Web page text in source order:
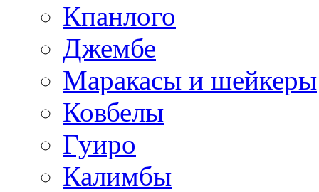
Кпанлого
Джембе
Маракасы и шейкеры
Ковбелы
Гуиро
Калимбы